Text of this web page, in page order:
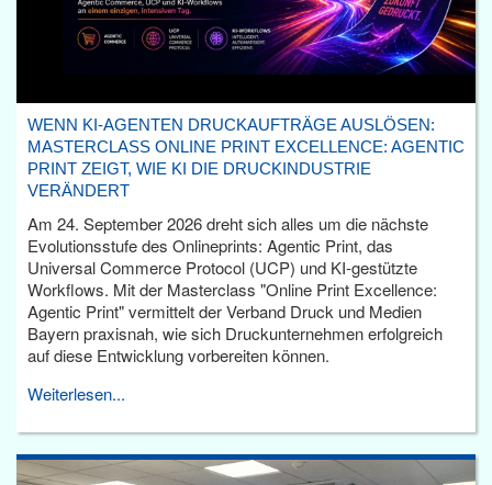
WENN KI-AGENTEN DRUCKAUFTRÄGE AUSLÖSEN:
MASTERCLASS ONLINE PRINT EXCELLENCE: AGENTIC
PRINT ZEIGT, WIE KI DIE DRUCKINDUSTRIE
VERÄNDERT
Am 24. September 2026 dreht sich alles um die nächste
Evolutionsstufe des Onlineprints: Agentic Print, das
Universal Commerce Protocol (UCP) und KI-gestützte
Workflows. Mit der Masterclass "Online Print Excellence:
Agentic Print" vermittelt der Verband Druck und Medien
Bayern praxisnah, wie sich Druckunternehmen erfolgreich
auf diese Entwicklung vorbereiten können.
Weiterlesen...